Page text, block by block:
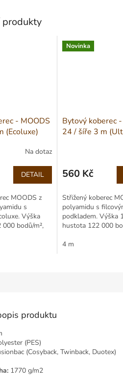
produkty
- MOODS
(Ecoluxe)
Na dotaz
DETAIL
MOODS z
s
Výška
000 bodů/m²,
Novinka
Bytový koberec
24 / šíře 3 m
560 Kč
Střižený koberec
polyamidu s
podkladem. Výška
hustota 122 000
Vhodný i pro
4 m
produktu
(PES)
(Cosyback, Twinback, Duotex)
1770 g/m2